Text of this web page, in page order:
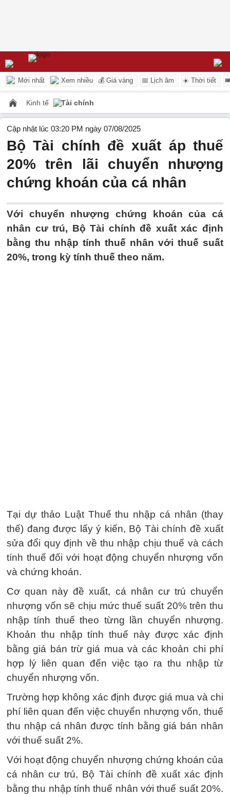
Mới nhất Xem nhiều 💰 Giá vàng 📅 Lịch âm ☀️ Thời tiết
Kinh tế Tài chính
Cập nhật lúc 03:20 PM ngày 07/08/2025
Bộ Tài chính đề xuất áp thuế
20% trên lãi chuyển nhượng
chứng khoán của cá nhân
Với chuyển nhượng chứng khoán của cá
nhân cư trú, Bộ Tài chính đề xuất xác định
bằng thu nhập tính thuế nhân với thuế suất
20%, trong kỳ tính thuế theo năm.
Tại dự thảo Luật Thuế thu nhập cá nhân (thay
thế) đang được lấy ý kiến, Bộ Tài chính đề xuất
sửa đổi quy định về thu nhập chịu thuế và cách
tính thuế đối với hoạt động chuyển nhượng vốn
và chứng khoán.
Cơ quan này đề xuất, cá nhân cư trú chuyển
nhượng vốn sẽ chịu mức thuế suất 20% trên thu
nhập tính thuế theo từng lần chuyển nhượng.
Khoản thu nhập tính thuế này được xác định
bằng giá bán trừ giá mua và các khoản chi phí
hợp lý liên quan đến việc tạo ra thu nhập từ
chuyển nhượng vốn.
Trường hợp không xác định được giá mua và chi
phí liên quan đến việc chuyển nhượng vốn, thuế
thu nhập cá nhân được tính bằng giá bán nhân
với thuế suất 2%.
Với hoạt động chuyển nhượng chứng khoán của
cá nhân cư trú, Bộ Tài chính đề xuất xác định
bằng thu nhập tính thuế nhân với thuế suất 20%.